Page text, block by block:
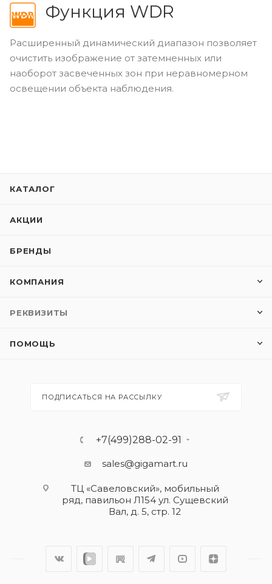
Функция WDR
Расширенный динамический диапазон позволяет
очистить изображение от затемненных или
наоборот засвеченных зон при неравномерном
освещении объекта наблюдения.
КАТАЛОГ
АКЦИИ
БРЕНДЫ
КОМПАНИЯ
РЕКВИЗИТЫ
ПОМОЩЬ
ПОДПИСАТЬСЯ НА РАССЫЛКУ
+7(499)288-02-91
sales@gigamart.ru
ТЦ «Савеловский», мобильный
ряд, павильон Л154 ул. Сущевский
Вал, д. 5, стр. 12